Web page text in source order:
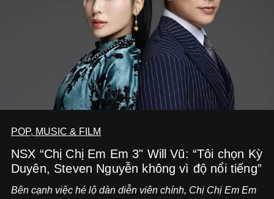
POP, MUSIC & FILM
NSX “Chị Chị Em Em 3" Will Vũ: “Tôi chọn Kỳ
Duyên, Steven Nguyễn không vì độ nổi tiếng”
Bên cạnh việc hé lộ dàn diễn viên chính, Chị Chị Em Em